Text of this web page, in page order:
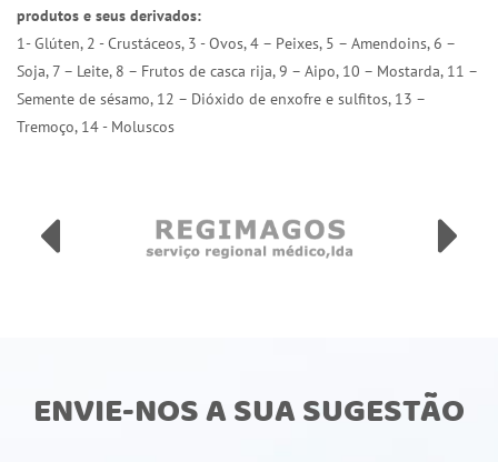
produtos e seus derivados:
1- Glúten, 2 - Crustáceos, 3 - Ovos, 4 – Peixes, 5 – Amendoins, 6 –
Soja, 7 – Leite, 8 – Frutos de casca rija, 9 – Aipo, 10 – Mostarda, 11 –
Semente de sésamo, 12 – Dióxido de enxofre e sulfitos, 13 –
Tremoço, 14 - Moluscos
ENVIE-NOS A SUA SUGESTÃO